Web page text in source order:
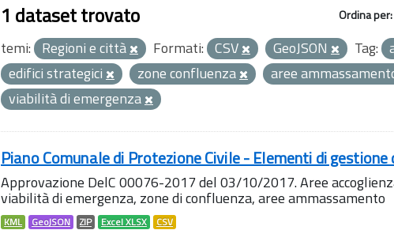
Ordina per
1 dataset trovato
temi: Regioni e città Formati: CSV GeoJSON Tag:
edifici strategici
zone confluenza aree
viabilità di emergenza
Piano Comunale di Protezione Civile - Elementi di gestione
Approvazione DelC 00076-2017 del 03/10/2017. Aree
viabilità di emergenza, zone di confluenza, aree ammassamento
KML GeoJSON ZIP Excel XLSX CSV